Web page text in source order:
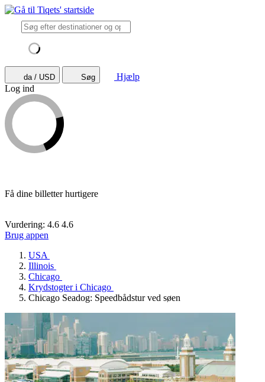
da / USD Søg
Hjælp
Log ind
Få dine billetter hurtigere
Vurdering: 4.6 4.6
Brug appen
USA
Illinois
Chicago
Krydstogter i Chicago
Chicago Seadog: Speedbådstur ved søen